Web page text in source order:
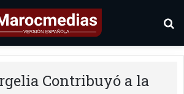
Contribuyó a la